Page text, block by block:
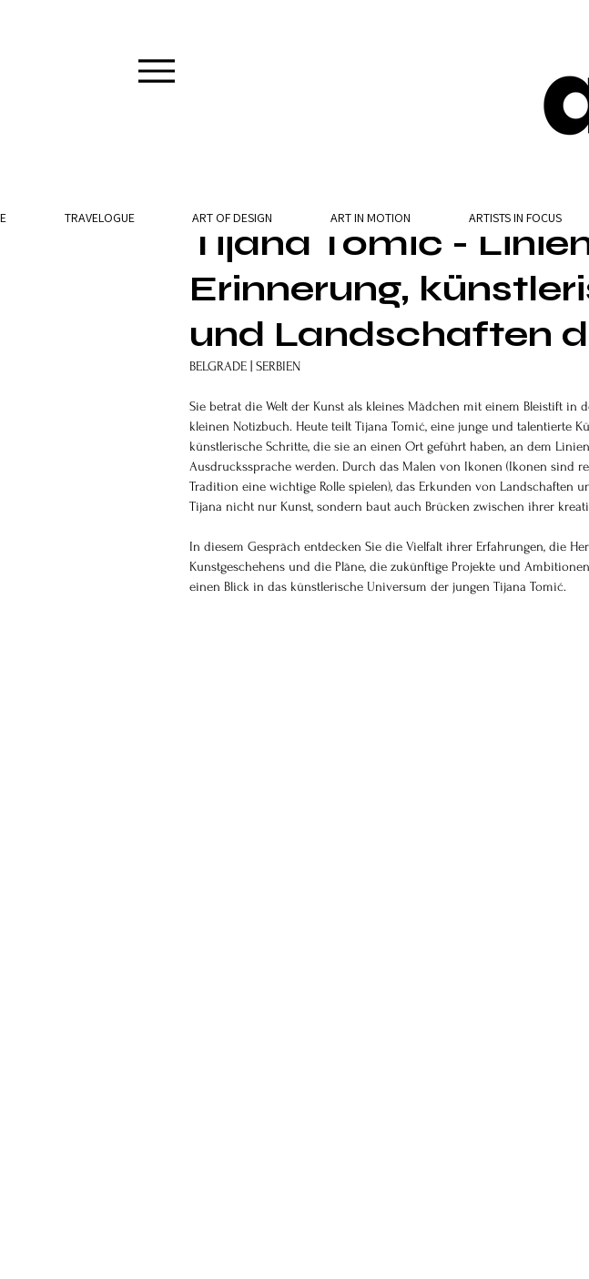
Tijana Tomić -
Erinnerung,
und Landschaften
BELGRADE | SERBIEN
Sie betrat die Welt der Kunst als kleines Mädchen mit einem Bleistift
kleinen Notizbuch. Heute teilt Tijana Tomić, eine junge und talentierte
künstlerische Schritte, die sie an einen Ort geführt haben, an dem
Ausdruckssprache werden. Durch das Malen von Ikonen (Ikonen sind
Tradition eine wichtige Rolle spielen), das Erkunden von Landschaften
Tijana nicht nur Kunst, sondern baut auch Brücken zwischen ihrer
In diesem Gespräch entdecken Sie die Vielfalt ihrer Erfahrungen, die
Kunstgeschehens und die Pläne, die zukünftige Projekte und
einen Blick in das künstlerische Universum der jungen Tijana Tomić.
TRAVELOGUE ART OF DESIGN ART IN MOTION ARTISTS IN FOCUS